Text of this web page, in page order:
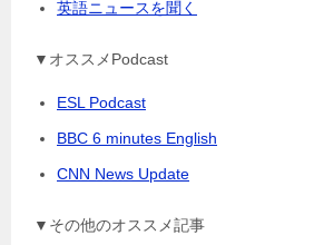
英語ニュースを聞く
▼オススメPodcast
ESL Podcast
BBC 6 minutes English
CNN News Update
▼その他のオススメ記事